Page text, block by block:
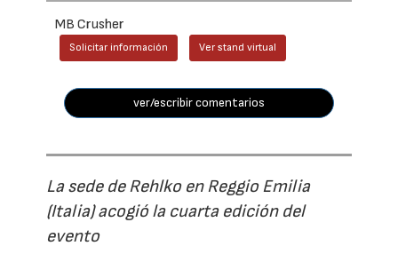
MB Crusher
Solicitar información Ver stand virtual
ver/escribir comentarios
La sede de Rehlko en Reggio Emilia
(Italia) acogió la cuarta edición del
evento